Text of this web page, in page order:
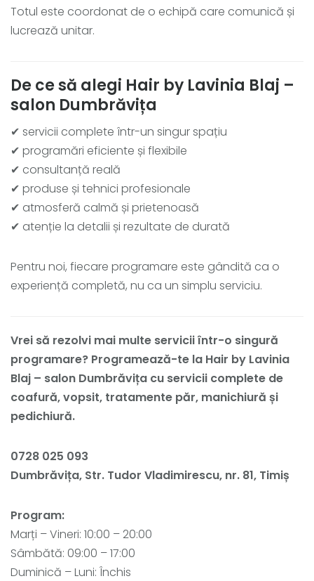
Totul este coordonat de o echipă care comunică și
lucrează unitar.
De ce să alegi Hair by Lavinia Blaj –
salon Dumbrăvița
✔ servicii complete într-un singur spațiu
✔ programări eficiente și flexibile
✔ consultanță reală
✔ produse și tehnici profesionale
✔ atmosferă calmă și prietenoasă
✔ atenție la detalii și rezultate de durată
Pentru noi, fiecare programare este gândită ca o
experiență completă, nu ca un simplu serviciu.
Vrei să rezolvi mai multe servicii într-o singură
programare? Programează-te la Hair by Lavinia
Blaj – salon Dumbrăvița cu servicii complete de
coafură, vopsit, tratamente păr, manichiură și
pedichiură.
0728 025 093
Dumbrăvița, Str. Tudor Vladimirescu, nr. 81, Timiș
Program:
Marți – Vineri: 10:00 – 20:00
Sâmbătă: 09:00 – 17:00
Duminică – Luni: Închis